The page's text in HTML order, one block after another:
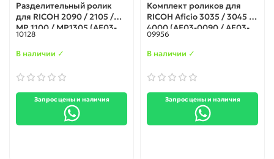
Разделительный ролик
для RICOH 2090 / 2105 /
MP 1100 / MP1305 (AF03-
2080)
10128
В наличии ✓
Запрос цены и наличия
Комплект роликов для
RICOH Aficio 3035 / 3045 /
4000 (AF03-0090 / AF03-
1090 / AF03-2090 /
AF030090 / AF031090 /
09956
В наличии ✓
Запрос цены и наличия